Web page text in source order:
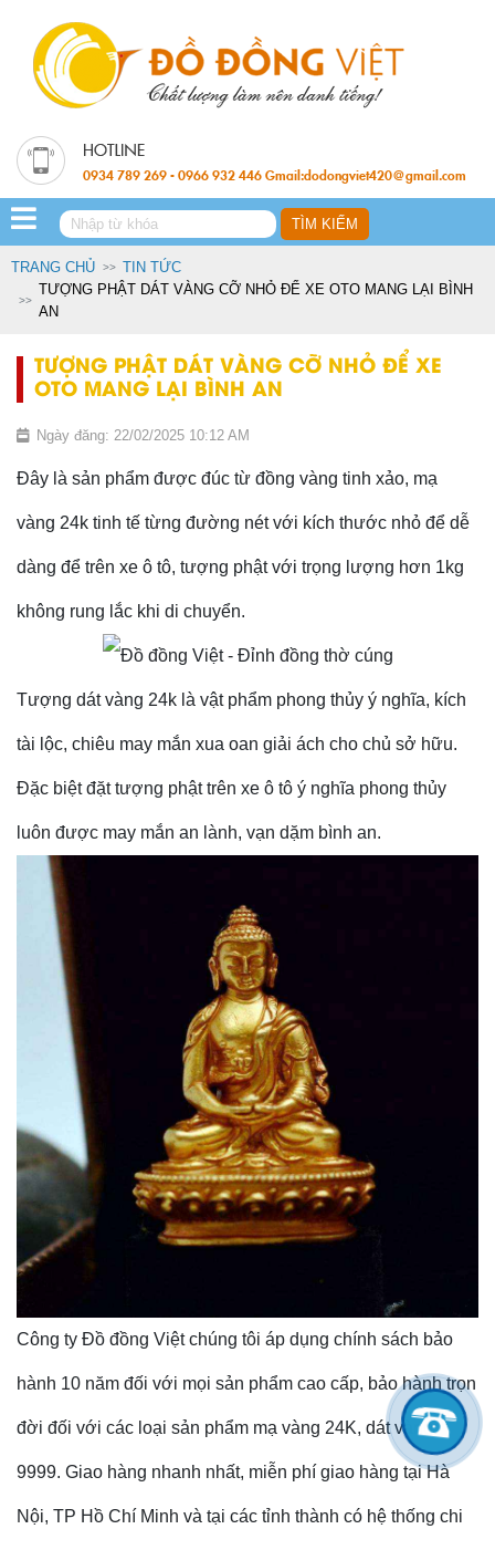
0934 789 269 - 0966 932 446 Gmail:dodongviet420@gmail.com
TRANG CHỦ
TIN TỨC
TƯỢNG PHẬT DÁT VÀNG CỠ NHỎ ĐỂ XE OTO MANG LẠI BÌNH
AN
TƯỢNG PHẬT DÁT VÀNG CỠ NHỎ ĐỂ XE
OTO MANG LẠI BÌNH AN
Ngày đăng: 22/02/2025 10:12 AM
Đây là sản phẩm được đúc từ đồng vàng tinh xảo, mạ
vàng 24k tinh tế từng đường nét với kích thước nhỏ để dễ
dàng để trên xe ô tô, tượng phật với trọng lượng hơn 1kg
không rung lắc khi di chuyển.
Tượng dát vàng 24k là vật phẩm phong thủy ý nghĩa, kích
tài lộc, chiêu may mắn xua oan giải ách cho chủ sở hữu.
Đặc biệt đặt tượng phật trên xe ô tô ý nghĩa phong thủy
luôn được may mắn an lành, vạn dặm bình an.
Công ty Đồ đồng Việt chúng tôi áp dụng chính sách bảo
hành 10 năm đối với mọi sản phẩm cao cấp, bảo hành trọn
đời đối với các loại sản phẩm mạ vàng 24K, dát vàng
9999. Giao hàng nhanh nhất, miễn phí giao hàng tại Hà
Nội, TP Hồ Chí Minh và tại các tỉnh thành có hệ thống chi